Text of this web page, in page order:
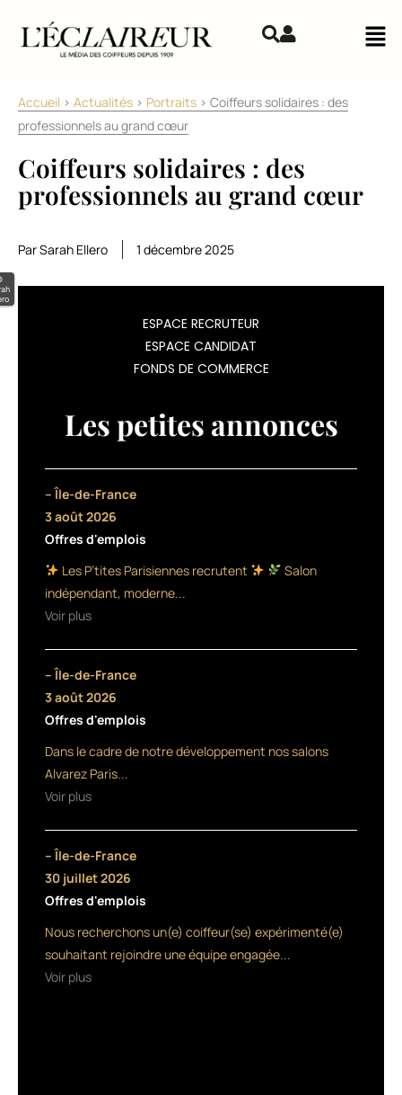
Accueil > Actualités > Portraits > Coiffeurs solidaires : des
professionnels au grand cœur
Coiffeurs solidaires : des
professionnels au grand cœur
Par Sarah Ellero 1 décembre 2025
précarité
désarroi
des
populations
fragiles,
certains
coiffeurs
n’hésitent
pas
quitter
pour
quelques
heures
leur
salon
ESPACE RECRUTEUR
ESPACE CANDIDAT
FONDS DE COMMERCE
Les petites annonces
– Île-de-France
3 août 2026
Offres d'emplois
Les P’tites Parisiennes recrutent
Salon
indépendant, moderne...
Voir plus
– Île-de-France
3 août 2026
Offres d'emplois
Dans le cadre de notre développement nos salons
Alvarez Paris...
Voir plus
– Île-de-France
30 juillet 2026
Offres d'emplois
Nous recherchons un(e) coiffeur(se) expérimenté(e)
souhaitant rejoindre une équipe engagée...
Voir plus